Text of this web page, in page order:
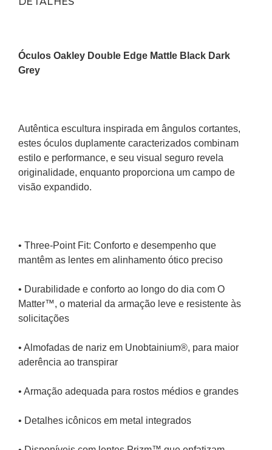
DESCRIÇÃO
DETALHES
Grey
Autêntica escultura inspirada em ângulos cortantes,
visão expandido.
• Three-Point Fit: Conforto e desempenho que
mantêm as lentes em alinhamento ótico preciso
• Durabilidade e conforto ao longo do dia com O
Matter™, o material da armação leve e resistente às
aderência ao transpirar